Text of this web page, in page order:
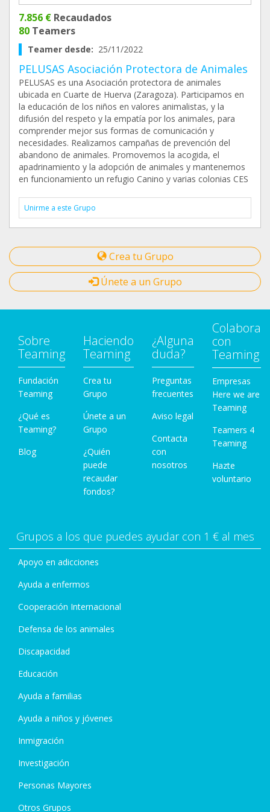
7.856 € Recaudados
80 Teamers
Teamer desde: 25/11/2022
PELUSAS Asociación Protectora de Animales
PELUSAS es una Asociación protectora de animales
ubicada en Cuarte de Huerva (Zaragoza). Participamos en
la educación de los niños en valores animalistas, y la
difusión del respeto y la empatía por los animales, para
comprender mejor sus formas de comunicación y
necesidades. Realizamos campañas de prevención del
abandono de animales. Promovemos la acogida, el
apadrinamiento y la adopción de animales y mantenemos
en funcionamiento un refugio Canino y varias colonias CES
Unirme a este Grupo
Crea tu Grupo
Únete a un Grupo
Sobre
Teaming
Fundación
Teaming
¿Qué es
Teaming?
Blog
Haciendo
Teaming
Crea tu
Grupo
Únete a un
Grupo
¿Quién
puede
recaudar
fondos?
¿Alguna
duda?
Preguntas
frecuentes
Aviso legal
Contacta
con
nosotros
Colabora
con
Teaming
Empresas
Here we are
Teaming
Teamers 4
Teaming
Hazte
voluntario
Grupos a los que puedes ayudar con 1 € al mes
Apoyo en adicciones
Ayuda a enfermos
Cooperación Internacional
Defensa de los animales
Discapacidad
Educación
Ayuda a familias
Ayuda a niños y jóvenes
Inmigración
Investigación
Personas Mayores
Otros Grupos